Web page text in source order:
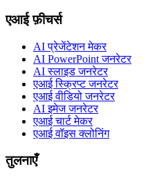
एआई फ़ीचर्स
AI प्रेजेंटेशन मेकर
AI PowerPoint जनरेटर
AI स्लाइड जनरेटर
एआई स्क्रिप्ट जनरेटर
एआई वीडियो जनरेटर
AI इमेज जनरेटर
एआई चार्ट मेकर
एआई वॉइस क्लोनिंग
तुलनाएँ